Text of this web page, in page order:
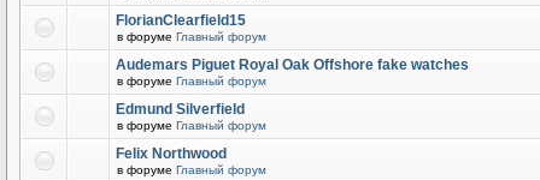
FlorianClearfield15
в форуме Главный форум
Audemars Piguet Royal Oak Offshore fake watches
в форуме Главный форум
Edmund Silverfield
в форуме Главный форум
Felix Northwood
в форуме Главный форум